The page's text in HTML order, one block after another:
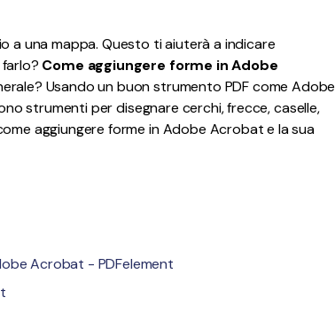
a una mappa. Questo ti aiuterà a indicare
Come aggiungere forme in Adobe
Usando un buon strumento PDF come Adobe
strumenti per disegnare cerchi, frecce, caselle,
aggiungere forme in Adobe Acrobat e la sua
Acrobat - PDFelement